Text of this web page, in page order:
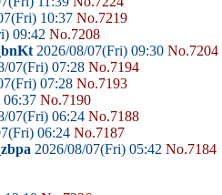
10:37 No.7219
09:42 No.7208
2026/08/07(Fri) 09:30 No.7204
07(Fri) 07:28 No.7194
07:28 No.7193
06:37 No.7190
07(Fri) 06:24 No.7188
06:24 No.7187
2026/08/07(Fri) 05:42 No.7184